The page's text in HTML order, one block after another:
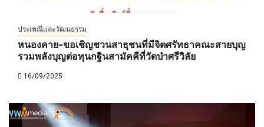
ประเพณีและวัฒนธรรม
หนองคาย-ขอเชิญชวนสาธุชนที่มีจิตศรัทธาคณะสายบุญ
รวมพลังบุญต่อทุนกฐินสามัคคีที่วัดป่าศรีวิลัย
16/09/2025